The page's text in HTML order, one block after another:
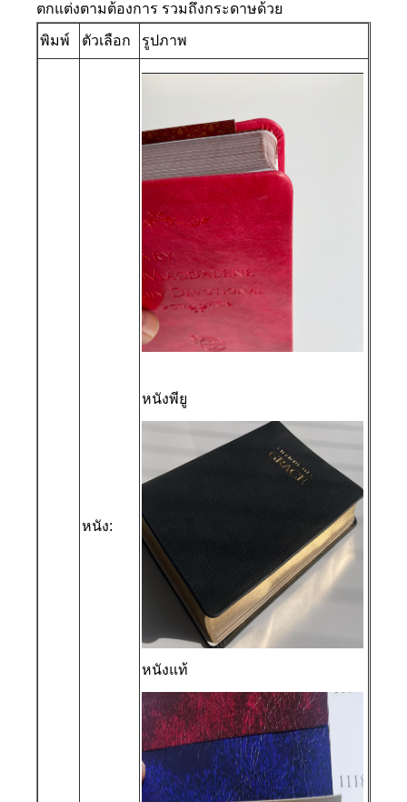
ตกแต่งตามต้องการ รวมถึงกระดาษด้วย
พิมพ์ ตัวเลือก รูปภาพ
หนัง:
หนังพียู
หนังแท้